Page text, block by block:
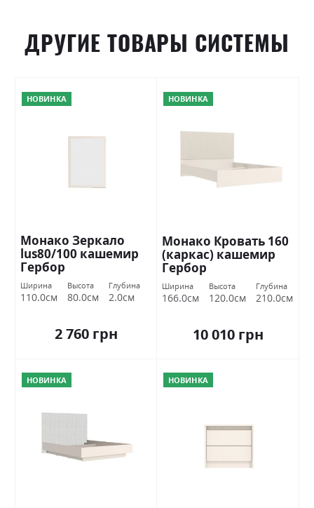
ДРУГИЕ ТОВАРЫ СИСТЕМЫ
НОВИНКА
Монако Зеркало
lus80/100 кашемир
Гербор
Ширина
110.0см
Высота
80.0см
Глубина
2.0см
2 760 грн
НОВИНКА
Монако Кровать 160
(каркас) кашемир
Гербор
Ширина
166.0см
Высота
120.0см
Глубина
210.0см
10 010 грн
НОВИНКА НОВИНКА